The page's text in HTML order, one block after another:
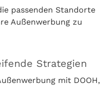
passenden Standorte
Außenwerbung zu
Strategien
mit DOOH,